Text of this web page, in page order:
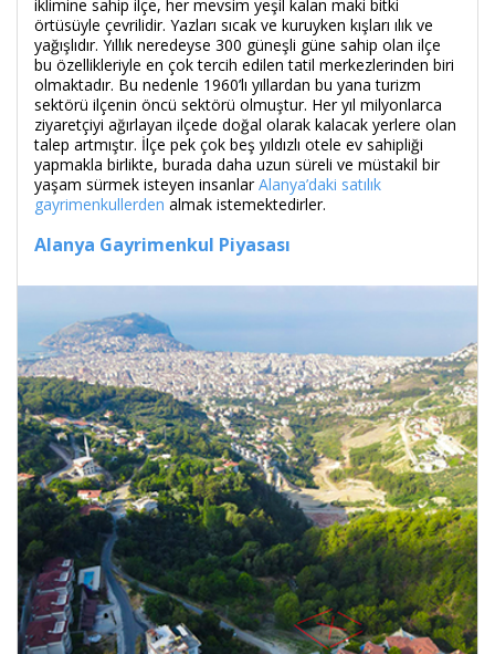
iklimine sahip ilçe, her mevsim yeşil kalan maki bitki
örtüsüyle çevrilidir. Yazları sıcak ve kuruyken kışları ılık ve
yağışlıdır. Yıllık neredeyse 300 güneşli güne sahip olan ilçe
bu özellikleriyle en çok tercih edilen tatil merkezlerinden biri
olmaktadır. Bu nedenle 1960’lı yıllardan bu yana turizm
sektörü ilçenin öncü sektörü olmuştur. Her yıl milyonlarca
ziyaretçiyi ağırlayan ilçede doğal olarak kalacak yerlere olan
talep artmıştır. İlçe pek çok beş yıldızlı otele ev sahipliği
yapmakla birlikte, burada daha uzun süreli ve müstakil bir
yaşam sürmek isteyen insanlarAlanya’daki satılık
gayrimenkullerden almak istemektedirler.
Alanya Gayrimenkul Piyasası